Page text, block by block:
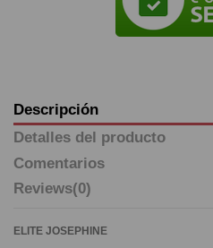
Descripción
Detalles del producto
Comentarios
Reviews(0)
ELITE JOSEPHINE